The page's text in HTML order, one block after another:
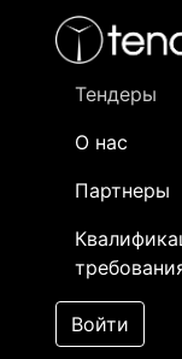
Тендеры
О нас
Партнеры
Войти
- активный лот
- сохраненный
Закупка:
[Завершен]
Лот №:
АУКЦИОН
товара)